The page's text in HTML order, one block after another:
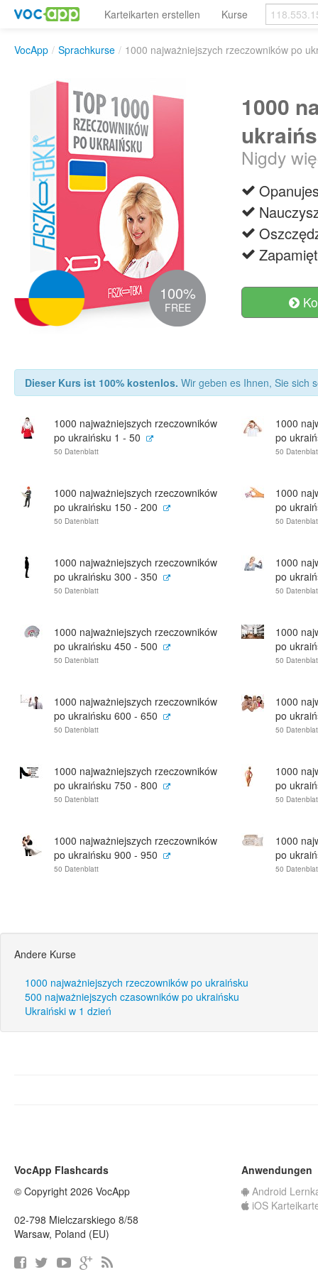
Karteikarten erstellen Kurse
VocApp / Sprachkurse / 1000 najważniejszych rzeczowników po
100%
FREE
1000
Nigdy
Dieser Kurs ist 100% kostenlos. Wir geben es Ihnen, Sie sich
1000 najważniejszych rzeczowników
po ukraińsku 1 - 50
50 Datenblatt
1000
po
50
1000 najważniejszych rzeczowników
po ukraińsku 150 - 200
50 Datenblatt
1000
po
50
1000 najważniejszych rzeczowników
po ukraińsku 300 - 350
50 Datenblatt
1000
po
50
1000 najważniejszych rzeczowników
po ukraińsku 450 - 500
50 Datenblatt
1000
po
50
1000 najważniejszych rzeczowników
po ukraińsku 600 - 650
50 Datenblatt
1000
po
50
1000 najważniejszych rzeczowników
po ukraińsku 750 - 800
50 Datenblatt
1000
po
50
1000 najważniejszych rzeczowników
po ukraińsku 900 - 950
50 Datenblatt
1000
po
50
Andere Kurse
1000 najważniejszych rzeczowników po ukraińsku
500 najważniejszych czasowników po ukraińsku
Ukraiński w 1 dzień
VocApp Flashcards
© Copyright 2026 VocApp
02-798 Mielczarskiego 8/58
Warsaw, Poland (EU)
Anwendungen
Android
iOS